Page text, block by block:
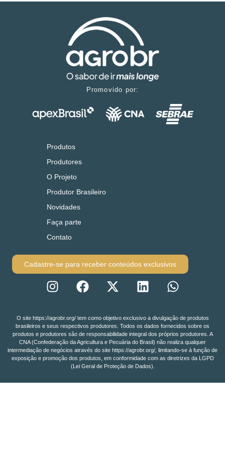
Promovido por:
Produtos
Produtores
O Projeto
Produtor Brasileiro
Novidades
Faça parte
Contato
Cadastre-se para receber conteúdos exclusivos
O site https://agrobr.org/ tem como objetivo exclusivo a divulgação de produtos
brasileiros e seus respectivos produtores. Todos os dados fornecidos sobre os
produtos e produtores são de responsabilidade integral dos próprios produtores. A
CNA (Confederação da Agricultura e Pecuária do Brasil) não realiza qualquer
intermediação de negócios através do site https://agrobr.org/, limitando-se à função de
exposição e promoção dos produtos, em conformidade com as diretrizes da LGPD
(Lei Geral de Proteção de Dados).